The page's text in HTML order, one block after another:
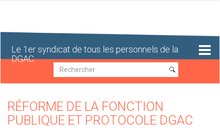
Le 1er syndicat de tous les personnels de la
DGAC
Recherche
Recherche
RÉFORME DE LA FONCTION
PUBLIQUE ET PROTOCOLE DGAC